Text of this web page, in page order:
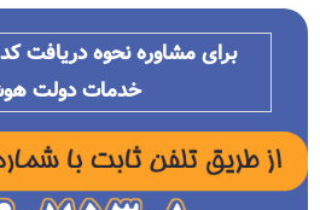
برای مشاوره نحوه دریافت
خدمات دولت